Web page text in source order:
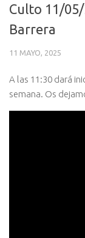
Culto 11/
Barrera
11 MAYO, 2025
A las 11:30 dará
semana. Os